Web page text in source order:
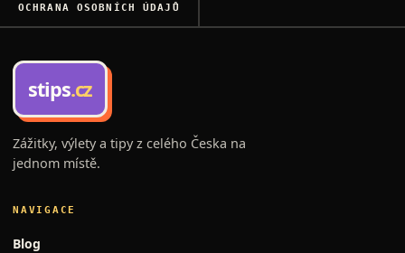
OCHRANA OSOBNÍCH ÚDAJŮ
stips.cz
Zážitky, výlety a tipy z celého Česka na
jednom místě.
NAVIGACE
Blog